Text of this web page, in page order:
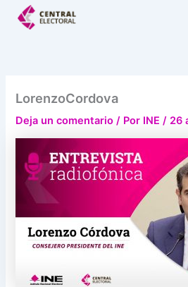
LorenzoCordova
Deja un comentario / Por INE/ 26